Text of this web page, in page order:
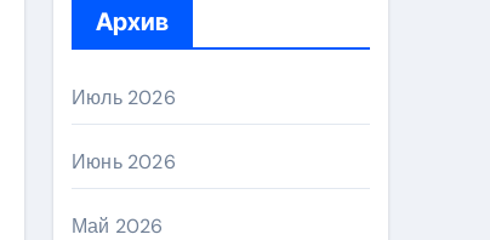
Архив
Июль 2026
Июнь 2026
Май 2026